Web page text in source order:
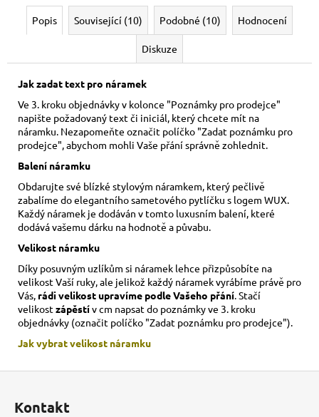
Popis Související (10) Podobné (10) Hodnocení
Diskuze
Jak zadat text pro náramek
Ve 3. kroku objednávky v kolonce "Poznámky pro prodejce"
napište požadovaný text či iniciál, který chcete mít na
náramku. Nezapomeňte označit políčko "Zadat poznámku pro
prodejce", abychom mohli Vaše přání správně zohlednit.
Balení náramku
Obdarujte své blízké stylovým náramkem, který pečlivě
zabalíme do elegantního sametového pytlíčku s logem WUX.
Každý náramek je dodáván v tomto luxusním balení, které
dodává vašemu dárku na hodnotě a půvabu.
Velikost náramku
Díky posuvným uzlíkům si náramek lehce přizpůsobíte na
velikost Vaší ruky, ale jelikož každý náramek vyrábíme právě pro
Vás, rádi velikost upravíme podle Vašeho přání . Stačí
velikostzápěstív cm napsat do poznámky ve 3. kroku
objednávky (označit políčko "Zadat poznámku pro prodejce").
Jak vybrat velikost náramku
Kontakt